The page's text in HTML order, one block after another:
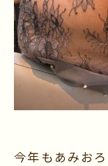
今年もあみお